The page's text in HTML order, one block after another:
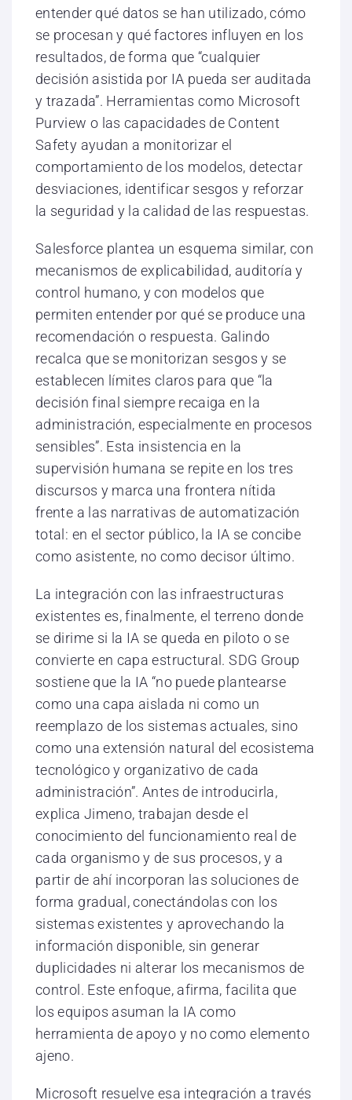
entender qué datos se han utilizado, cómo
se procesan y qué factores influyen en los
resultados, de forma que “cualquier
decisión asistida por IA pueda ser auditada
y trazada”. Herramientas como Microsoft
Purview o las capacidades de Content
Safety ayudan a monitorizar el
comportamiento de los modelos, detectar
desviaciones, identificar sesgos y reforzar
la seguridad y la calidad de las respuestas.
Salesforce plantea un esquema similar, con
mecanismos de explicabilidad, auditoría y
control humano, y con modelos que
permiten entender por qué se produce una
recomendación o respuesta. Galindo
recalca que se monitorizan sesgos y se
establecen límites claros para que “la
decisión final siempre recaiga en la
administración, especialmente en procesos
sensibles”. Esta insistencia en la
supervisión humana se repite en los tres
discursos y marca una frontera nítida
frente a las narrativas de automatización
total: en el sector público, la IA se concibe
como asistente, no como decisor último.
La integración con las infraestructuras
existentes es, finalmente, el terreno donde
se dirime si la IA se queda en piloto o se
convierte en capa estructural. SDG Group
sostiene que la IA “no puede plantearse
como una capa aislada ni como un
reemplazo de los sistemas actuales, sino
como una extensión natural del ecosistema
tecnológico y organizativo de cada
administración”. Antes de introducirla,
explica Jimeno, trabajan desde el
conocimiento del funcionamiento real de
cada organismo y de sus procesos, y a
partir de ahí incorporan las soluciones de
forma gradual, conectándolas con los
sistemas existentes y aprovechando la
información disponible, sin generar
duplicidades ni alterar los mecanismos de
control. Este enfoque, afirma, facilita que
los equipos asuman la IA como
herramienta de apoyo y no como elemento
ajeno.
Microsoft resuelve esa integración a través